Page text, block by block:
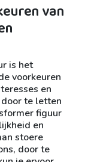
van
is het
voorkeuren
en
te letten
figuur
en
stoere
door te